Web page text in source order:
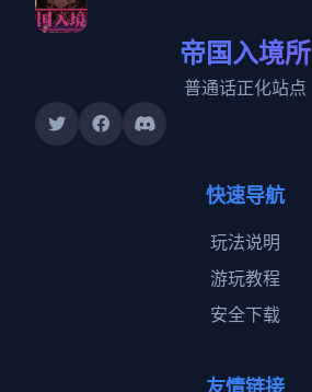
帝国入境所
普通话正化站点
快速导航
玩法说明
游玩教程
安全下载
友情链接